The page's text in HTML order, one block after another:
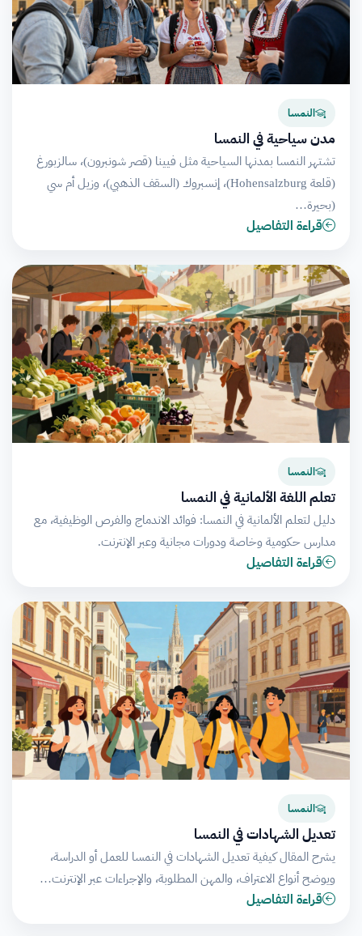
النمسا
مدن سياحية في النمسا
تشتهر النمسا بمدنها السياحية مثل فيينا (قصر شونبرون)، سالزبورغ
(قلعة Hohensalzburg)، إنسبروك (السقف الذهبي)، وزيل أم سي
(بحيرة…
قراءة التفاصيل
النمسا
تعلم اللغة الألمانية في النمسا
دليل لتعلم الألمانية في النمسا: فوائد الاندماج والفرص الوظيفية، مع
مدارس حكومية وخاصة ودورات مجانية وعبر الإنترنت.
قراءة التفاصيل
النمسا
تعديل الشهادات في النمسا
يشرح المقال كيفية تعديل الشهادات في النمسا للعمل أو الدراسة،
ويوضح أنواع الاعتراف، والمهن المطلوبة، والإجراءات عبر الإنترنت…
قراءة التفاصيل